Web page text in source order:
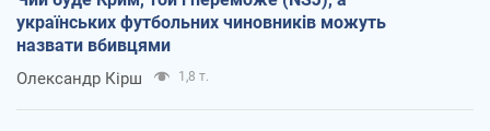
українських футбольних чиновників можуть
назвати вбивцями
Олександр Кірш 1,8 т.